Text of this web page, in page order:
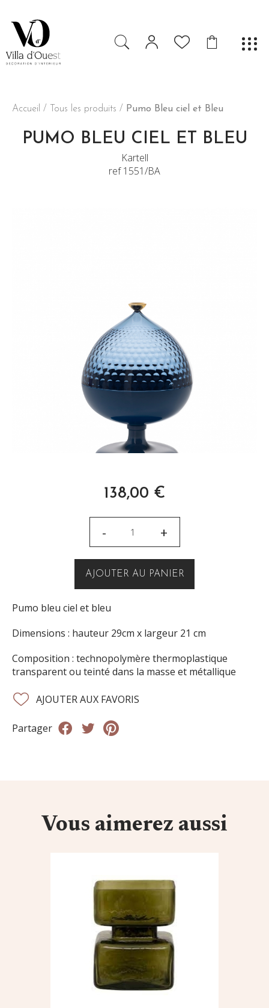
Accueil / Tous les produits / Pumo Bleu ciel et Bleu
PUMO BLEU CIEL ET BLEU
Kartell
ref 1551/BA
138,00 €
- +
AJOUTER AU PANIER
Pumo bleu ciel et bleu
Dimensions : hauteur 29cm x largeur 21 cm
Composition : technopolymère thermoplastique
transparent ou teinté dans la masse et métallique
AJOUTER AUX FAVORIS
Partager
Vous aimerez aussi